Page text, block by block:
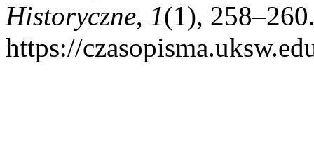
Historyczne, 1(1),
https://